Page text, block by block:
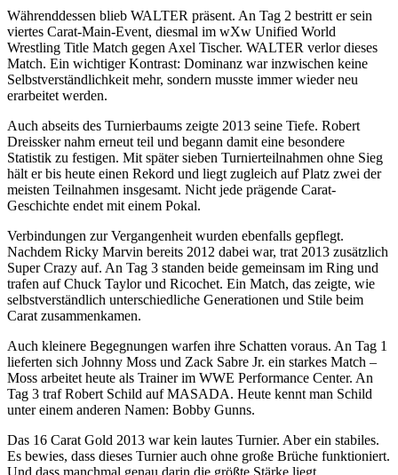
Währenddessen blieb WALTER präsent. An Tag 2 bestritt er sein
viertes Carat-Main-Event, diesmal im wXw Unified World
Wrestling Title Match gegen Axel Tischer. WALTER verlor dieses
Match. Ein wichtiger Kontrast: Dominanz war inzwischen keine
Selbstverständlichkeit mehr, sondern musste immer wieder neu
erarbeitet werden.
Auch abseits des Turnierbaums zeigte 2013 seine Tiefe. Robert
Dreisskernahm erneut teil und begann damit eine besondere
Statistik zu festigen. Mit spätersieben Turnierteilnahmen ohne Sieg
hält er bis heute einen Rekord und liegt zugleich auf Platz zwei der
meisten Teilnahmen insgesamt. Nicht jede prägende Carat-
Geschichte endet mit einem Pokal.
Verbindungen zur Vergangenheit wurden ebenfalls gepflegt.
Nachdem Ricky Marvin bereits 2012 dabei war, trat 2013 zusätzlich
Super Crazy auf. An Tag 3 standen beide gemeinsam im Ring und
trafen aufChuck Taylorund Ricochet. Ein Match, das zeigte, wie
selbstverständlich unterschiedliche Generationen und Stile beim
Carat zusammenkamen.
Auch kleinere Begegnungen warfen ihre Schatten voraus. An Tag 1
lieferten sich Johnny Moss und Zack Sabre Jr. ein starkes Match –
Moss arbeitet heute als Trainer im WWE Performance Center. An
Tag 3 trafRobert Schild auf MASADA. Heute kennt man Schild
unter einem anderen Namen: Bobby Gunns.
Das 16 Carat Gold 2013 war kein lautes Turnier. Aber ein stabiles.
Es bewies, dass dieses Turnier auch ohne große Brüche funktioniert.
Und dass manchmal genau darin die größte Stärke liegt.